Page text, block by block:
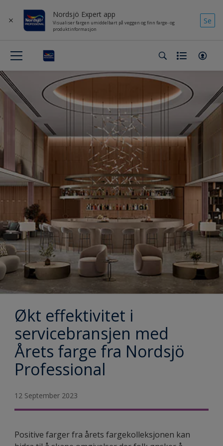
Nordsjö Expert app
Visualiser fargen umiddelbart på veggen og finn farge- og
produktinformasjon
Se
Økt effektivitet i
servicebransjen med
Årets farge fra Nordsjö
Professional
12 September 2023
Positive farger fra årets fargekolleksjonen kan